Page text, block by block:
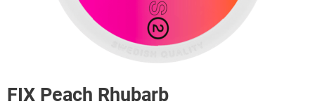
FIX Peach Rhubarb